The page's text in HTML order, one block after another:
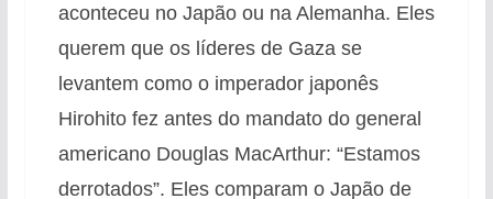
aconteceu no Japão ou na Alemanha. Eles
querem que os líderes de Gaza se
levantem como o imperador japonês
Hirohito fez antes do mandato do general
americano Douglas MacArthur: “Estamos
derrotados”. Eles comparam o Japão de